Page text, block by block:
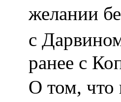
желании
с
ранее с
О том, что